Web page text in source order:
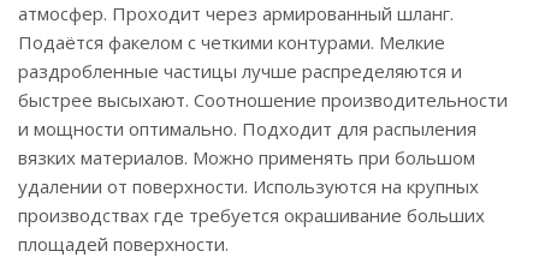
атмосфер. Проходит через армированный шланг.
Подаётся факелом с четкими контурами. Мелкие
раздробленные частицы лучше распределяются и
быстрее высыхают. Соотношение производительности
и мощности оптимально. Подходит для распыления
вязких материалов. Можно применять при большом
удалении от поверхности. Используются на крупных
производствах где требуется окрашивание больших
площадей поверхности.